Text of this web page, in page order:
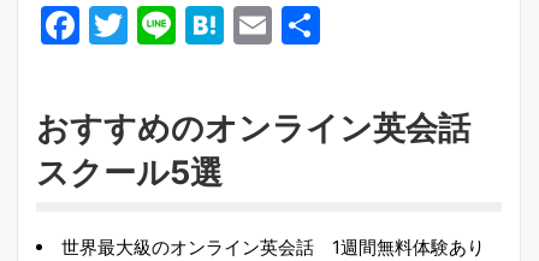
Facebook
Twitter
LineHatena
Email
おすすめのオンライン英会話
スクール5選
世界最大級のオンライン英会話 1週間無料体験あり